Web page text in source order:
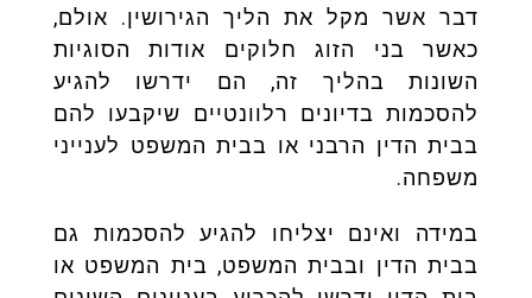
דבר אשר מקל את הליך הגירושין. אולם,
כאשר בני הזוג חלוקים אודות הסוגיות
השונות בהליך זה, הם ידרשו להגיע
להסכמות בדיונים רלוונטיים שיקבעו להם
בבית הדין הרבני או בבית המשפט לענייני
משפחה.
במידה ואינם יצליחו להגיע להסכמות גם
בבית הדין ובבית המשפט, בית המשפט או